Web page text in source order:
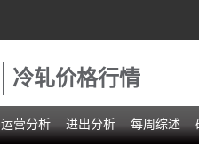
冷轧价格行情
运营分析 进出分析 每周综述